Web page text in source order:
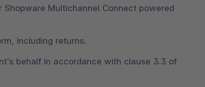
Multichannel Connect powered
including returns.
behalf in accordance with clause 3.3 of